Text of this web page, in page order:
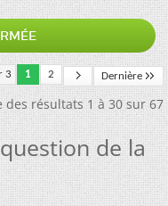
3 1 2 Dernière
des résultats 1 à 30 sur 67
de la